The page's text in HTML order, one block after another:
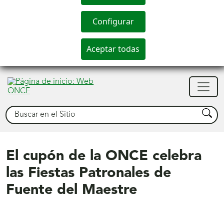
Buscar Buscar
El cupón de la ONCE celebra
las Fiestas Patronales de
Fuente del Maestre